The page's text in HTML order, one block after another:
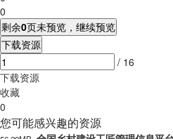
0
剩余0页未预览，继续预览
下载资源
/ 16
下载资源
收藏
0
您可能感兴趣的资源